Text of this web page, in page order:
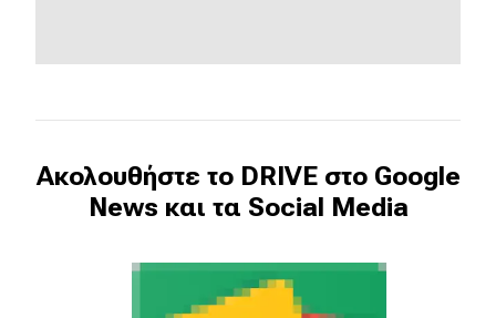
Ακολουθήστε το DRIVE στο Google
News και τα Social Media